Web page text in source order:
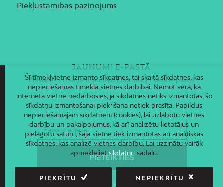
Piekļūstamības paziņojums
JAUNUMI E-PASTĀ
Piesakies un saņem jaunāko informāciju savā e-pastā!
Šī tīmekļvietne izmanto sīkdatnes, tai skaitā sīkdatnes, kas
nepieciešamas tīmekļa vietnes darbībai. Ņemot vērā, ka
interneta vietne nedarbosies, ja sīkdatnes netiks izmantotas, šo
sīkdatņu izmantošanai piekrišana netiek prasīta. Papildus
nepieciešamajām sīkdatnēm (cookies), lai uzlabotu vietnes
darbību un pakalpojumus, kā arī analizētu lietotājus un
pielāgotu saturu, šajā vietnē tiek izmantotas arī analītiskās
sīkdatnes, kas analizē vietnes darbību. Lai uzzinātu vairāk
apmeklējiet sīkdatņusadaļu.
PIEKRĪTU NEPIEKRĪTU